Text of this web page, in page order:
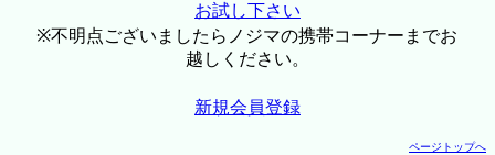
お試し下さい
※不明点ございましたらノジマの携帯コーナーまでお
越しください。
新規会員登録
ページトップへ